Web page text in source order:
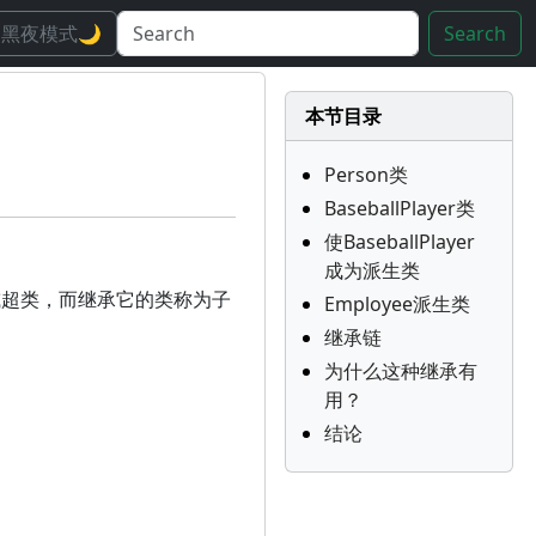
黑夜模式🌙 Search
类，而继承它的类称为子
本节目录
Person类
BaseballPlayer类
使BaseballPlayer
成为派生类
Employee派生类
继承链
为什么这种继承有
用？
结论